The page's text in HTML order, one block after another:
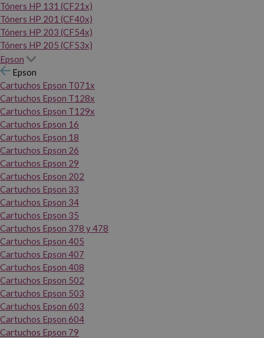
Tóners HP 131 (CF21x)
Tóners HP 201 (CF40x)
Tóners HP 203 (CF54x)
Tóners HP 205 (CF53x)
Epson
Epson
Cartuchos Epson T071x
Cartuchos Epson T128x
Cartuchos Epson T129x
Cartuchos Epson 16
Cartuchos Epson 18
Cartuchos Epson 26
Cartuchos Epson 29
Cartuchos Epson 202
Cartuchos Epson 33
Cartuchos Epson 34
Cartuchos Epson 35
Cartuchos Epson 378 y 478
Cartuchos Epson 405
Cartuchos Epson 407
Cartuchos Epson 408
Cartuchos Epson 502
Cartuchos Epson 503
Cartuchos Epson 603
Cartuchos Epson 604
Cartuchos Epson 79